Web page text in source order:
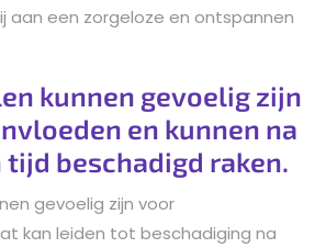
aan een zorgeloze en ontspannen
kunnen gevoelig zijn
en kunnen na
beschadigd raken.
gevoelig zijn voor
kan leiden tot beschadiging na